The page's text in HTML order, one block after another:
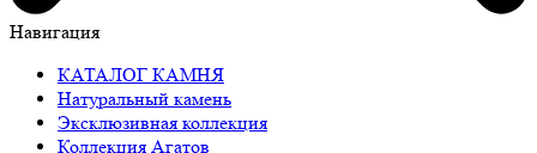
Навигация
КАТАЛОГ КАМНЯ
Натуральный камень
Эксклюзивная коллекция
Коллекция Агатов